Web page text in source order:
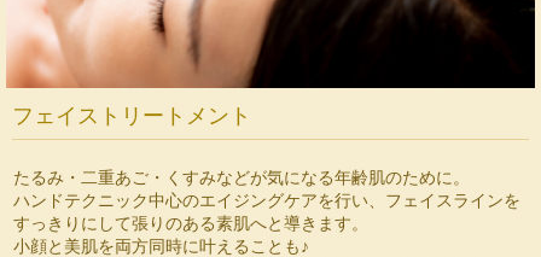
フェイストリートメント
たるみ・二重あご・くすみなどが気になる年齢肌のために。
ハンドテクニック中心のエイジングケアを行い、フェイスラインを
すっきりにして張りのある素肌へと導きます。
小顔と美肌を両方同時に叶えることも♪